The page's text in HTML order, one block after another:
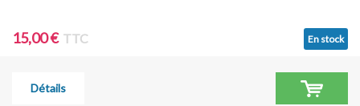
15,00 € TTC En stock
Détails